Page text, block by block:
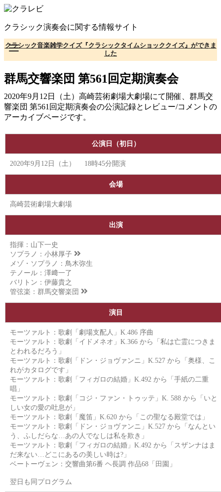
コ
テ
ン
ツ
へ
動
クラシック演奏会に関する情報サイト
クラシック音楽雑学クイズ『クラシックタイムショッククイズ』ができま
した
群馬交響楽団 第561回定期演奏会
2020年9月12日（土）高崎芸術劇場大劇場にて開催、群馬交
響楽団 第561回定期演奏会の公演記録とレビュー/コメントの
アーカイブページです。
公演日（初日）
2020年9月12日（土） 18時45分開演
会場
高崎芸術劇場大劇場
出演
指揮：山下一史
ソプラノ： 小林厚子
メゾ・ソプラノ：鳥木弥生
テノール：澤﨑一了
バリトン：伊藤貴之
管弦楽： 群馬交響楽団
演目
モーツァルト：歌劇「劇場支配人」K.486 序曲
モーツァルト：歌劇「イドメネオ」K.366 から「私は亡霊につきま
とわれるだろう」
モーツァルト：歌劇「ドン・ジョヴァンニ」K.527 から「奥様、こ
れがカタログです」
モーツァルト：歌劇「フィガロの結婚」K.492 から「手紙の二重
唱」
モーツァルト：歌劇「コジ・ファン・トゥッテ」K. 588 から「いと
しい女の愛の吐息が」
モーツァルト：歌劇「魔笛」K.620 から「この聖なる殿堂では」
モーツァルト：歌劇「ドン・ジョヴァンニ」K.527 から「なんとい
う、ふしだらな…あの人でなしは私を欺き」
モーツァルト：歌劇「フィガロの結婚」K.492 から「スザンナはま
だ来ない…どこにあるの美しい時は?」
ベートーヴェン：交響曲第6番 ヘ長調 作品68「田園」
翌日も同プログラム